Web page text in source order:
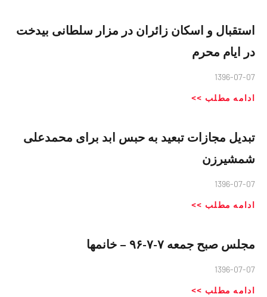
استقبال و اسکان زائران در مزار سلطانی بیدخت
در ایام محرم
1396-07-07
ادامه مطلب >>
تبدیل مجازات تبعید به حبس ابد برای محمدعلی
شمشیرزن
1396-07-07
ادامه مطلب >>
مجلس صبح جمعه ۷-٧-٩۶ – خانمها
1396-07-07
ادامه مطلب >>